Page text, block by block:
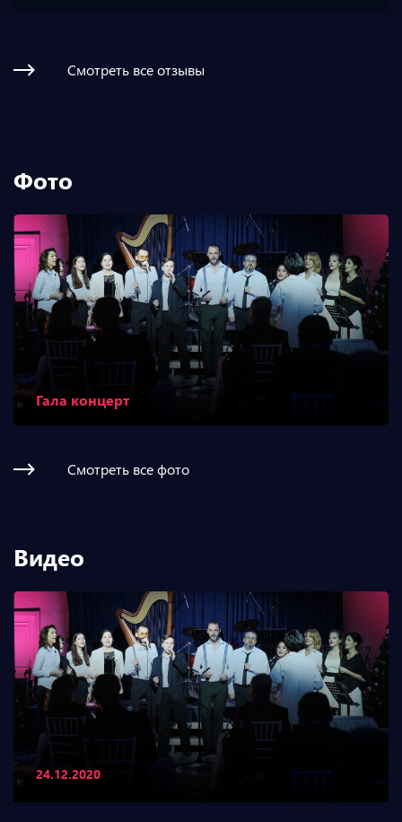
Смотреть все отзывы
Фото
Гала концерт
Смотреть все фото
Видео
24.12.2020